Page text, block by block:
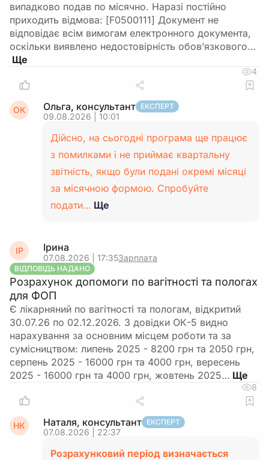
випадково подав по місячно. Наразі постійно
приходить відмова: [F0500111] Документ не
відповідає всім вимогам електронного документа,
оскільки виявлено недостовірність обов’язкового…
4
ОК Ольга, консультант ЕКСПЕРТ
09.08.2026 | 10:01
Дійсно, на сьогодні програма ще працює
з помилками і не приймає квартальну
звітність, якщо були подані окремі місяці
за місячною формою. Спробуйте
подати… Ще
ІР Ірина
07.08.2026 | 17:35Зарплата
ВІДПОВІДЬ НАДАНО
Розрахунок допомоги по вагітності та пологах
для ФОП
Є лікарняний по вагітності та пологам, відкритий
30.07.26 по 02.12.2026. З довідки ОК-5 видно
нарахування за основним місцем роботи та за
сумісництвом: липень 2025 - 8200 грн та 2050 грн,
серпень 2025 - 16000 грн та 4000 грн, вересень
2025 - 16000 грн та 4000 грн, жовтень 2025…
8
НК Наталя, консультант ЕКСПЕРТ
07.08.2026 | 22:37
Розрахунковий період визначається